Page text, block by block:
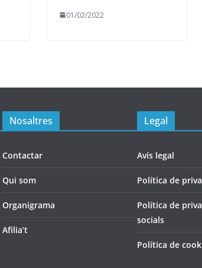
01/02/2022
Nosaltres
Contactar
Qui som
Organigrama
Afilia’t
Legal
Avís legal
Política de
Política de
socials
Política de